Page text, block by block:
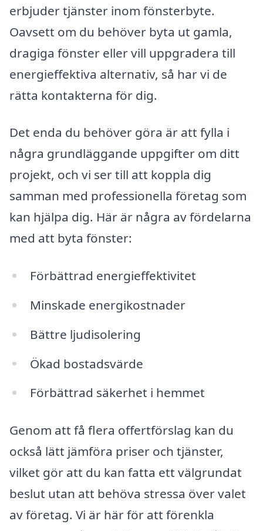
erbjuder tjänster inom fönsterbyte.
Oavsett om du behöver byta ut gamla,
dragiga fönster eller vill uppgradera till
energieffektiva alternativ, så har vi de
rätta kontakterna för dig.
Det enda du behöver göra är att fylla i
några grundläggande uppgifter om ditt
projekt, och vi ser till att koppla dig
samman med professionella företag som
kan hjälpa dig. Här är några av fördelarna
med att byta fönster:
Förbättrad energieffektivitet
Minskade energikostnader
Bättre ljudisolering
Ökad bostadsvärde
Förbättrad säkerhet i hemmet
Genom att få flera offertförslag kan du
också lätt jämföra priser och tjänster,
vilket gör att du kan fatta ett välgrundat
beslut utan att behöva stressa över valet
av företag. Vi är här för att förenkla